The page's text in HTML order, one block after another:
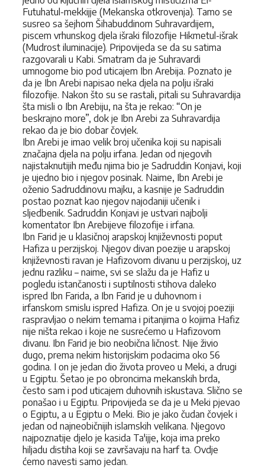
Futuhatul-mekkijje (Mekanska otkrovenja). Tamo se
susreo sa šejhom Šihabuddinom Suhravardijem,
piscem vrhunskog djela išraki filozofije Hikmetul-išrak
(Mudrost iluminacije). Pripovijeda se da su satima
razgovarali u Kabi. Smatram da je Suhravardi
umnogome bio pod uticajem Ibn Arebija. Poznato je
da je Ibn Arebi napisao neka djela na polju išraki
filozofije. Nakon što su se rastali, pitali su Suhravardija
šta misli o Ibn Arebiju, na šta je rekao: “On je
beskrajno more”, dok je Ibn Arebi za Suhravardija
rekao da je bio dobar čovjek.
Ibn Arebi je imao velik broj učenika koji su napisali
značajna djela na polju irfana. Jedan od njegovih
najistaknutijih među njima bio je Sadruddin Konjavi, koji
je ujedno bio i njegov posinak. Naime, Ibn Arebi je
oženio Sadruddinovu majku, a kasnije je Sadruddin
postao poznat kao njegov najodaniji učenik i
sljedbenik. Sadruddin Konjavi je ustvari najbolji
komentator Ibn Arebijeve filozofije i irfana.
Ibn Farid je u klasičnoj arapskoj književnosti poput
Hafiza u perzijskoj. Njegov divan poezije u arapskoj
književnosti ravan je Hafizovom divanu u perzijskoj, uz
jednu razliku – naime, svi se slažu da je Hafiz u
pogledu istančanosti i suptilnosti stihova daleko
ispred Ibn Farida, a Ibn Farid je u duhovnom i
irfanskom smislu ispred Hafiza. On je u svojoj poeziji
raspravljao o nekim temama i pitanjima o kojima Hafiz
nije ništa rekao i koje ne susrećemo u Hafizovom
divanu. Ibn Farid je bio neobična ličnost. Nije živio
dugo, prema nekim historijskim podacima oko 56
godina. I on je jedan dio života proveo u Meki, a drugi
u Egiptu. Šetao je po obroncima mekanskih brda,
često sam i pod uticajem duhovnih iskustava. Slično se
ponašao i u Egiptu. Pripovijeda se da je u Meki pjevao
o Egiptu, a u Egiptu o Meki. Bio je jako čudan čovjek i
jedan od najneobičnijih islamskih velikana. Njegovo
najpoznatije djelo je kasida Ta'ijje, koja ima preko
hiljadu distiha koji se završavaju na harf ta. Ovdje
ćemo navesti samo jedan.